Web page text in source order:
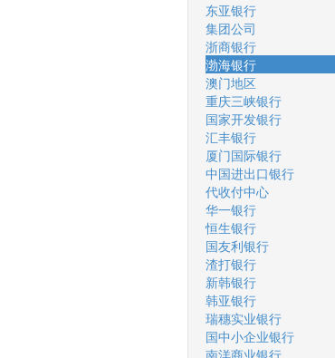
东亚银行
集团公司
浙商银行
渤海银行
澳门地区
重庆三峡银行
国家开发银行
汇丰银行
厦门国际银行
中国进出口银行
代收付中心
华一银行
恒生银行
国友利银行
渣打银行
新韩银行
韩亚银行
瑞穗实业银行
国中小企业银行
南洋商业银行